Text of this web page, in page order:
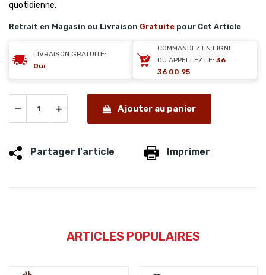
quotidienne.
Retrait en Magasin ou Livraison Gratuite pour Cet Article
LIVRAISON GRATUITE:
Oui
COMMANDEZ EN LIGNE
OU APPELLEZ LE: 36
36 00 95
Ajouter au panier
Partager l'article Imprimer
ARTICLES POPULAIRES